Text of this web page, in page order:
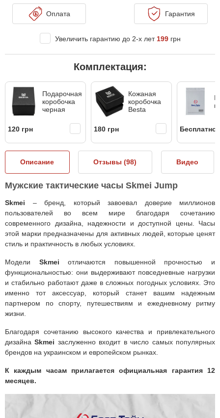
Оплата Гарантия
Увеличить гарантию до 2-х лет199 грн
Комплектация:
Подарочная
коробочка
черная
120 грн
Кожаная
коробочка
Besta
180 грн Бесплатно
Описание Отзывы (98) Видео
Мужские тактические часы Skmei Jump
Skmei – бренд, который завоевал доверие миллионов
пользователей во всем мире благодаря сочетанию
современного дизайна, надежности и доступной цены. Часы
этой марки предназначены для активных людей, которые ценят
стиль и практичность в любых условиях.
Модели Skmei отличаются повышенной прочностью и
функциональностью: они выдерживают повседневные нагрузки
и стабильно работают даже в сложных погодных условиях. Это
именно тот аксессуар, который станет вашим надежным
партнером по спорту, путешествиям и ежедневному ритму
жизни.
Благодаря сочетанию высокого качества и привлекательного
дизайнаSkmei заслуженно входит в число самых популярных
брендов на украинском и европейском рынках.
К каждым часам прилагается официальная гарантия 12
месяцев.